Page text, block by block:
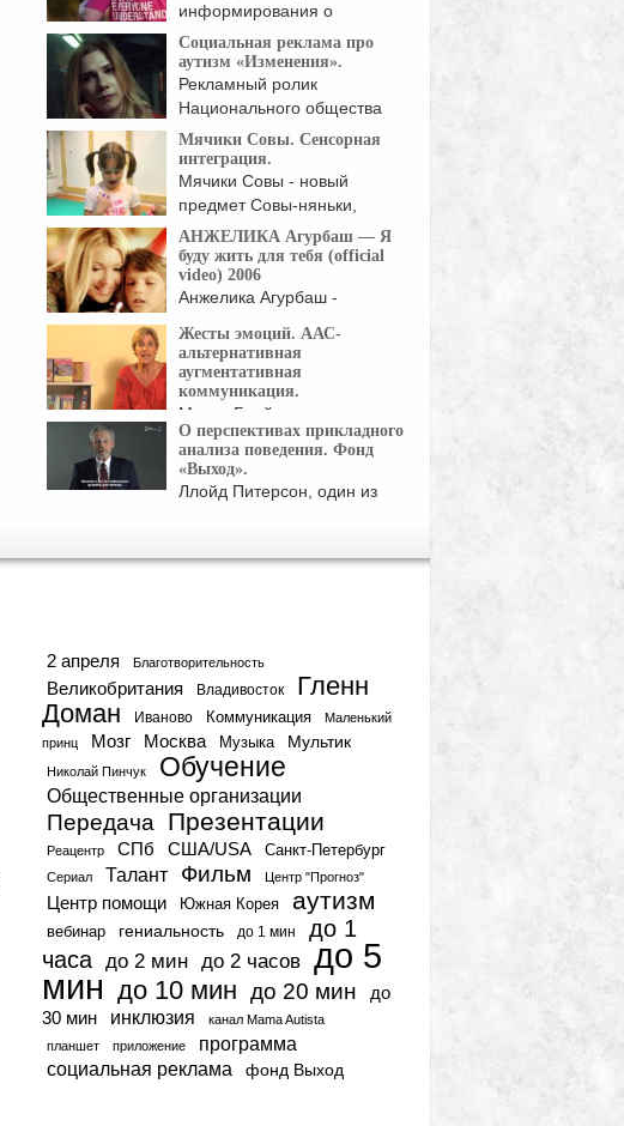
информирования о
проблеме аутизма пройдет
...
Социальная реклама про
аутизм «Изменения».
Рекламный ролик
Национального общества
аутизма Великобритании.
Симптомы ...
Мячики Совы. Сенсорная
интеграция.
Мячики Совы - новый
предмет Совы-няньки,
волшебный ...
АНЖЕЛИКА Агурбаш — Я
буду жить для тебя (official
video) 2006
Анжелика Агурбаш -
актриса, модель ...
Жесты эмоций. ААС-
альтернативная
аугментативная
коммуникация.
Монта Брайант, эксперт по
развитию речи: -Сегодня мы
О перспективах прикладного
анализа поведения. Фонд
«Выход».
Ллойд Питерсон, один из
2 апреля Благотворительность
Великобритания Владивосток
Гленн
Доман
Иваново Коммуникация
Маленький
принц
Мозг Москва Музыка Мультик
Николай Пинчук Обучение
Общественные организации
Передача Презентации
Реацентр СПб США/USA Санкт-Петербург
Сериал Талант Фильм Центр "Прогноз"
Центр помощи Южная Корея аутизм
вебинар гениальность до 1 мин
до 1
часа
до 2 мин до 2 часов до 5
мин до 10 мин до 20 мин
до
30 мин
инклюзия
канал Mama Autista
планшет
приложение программа
социальная реклама фонд Выход